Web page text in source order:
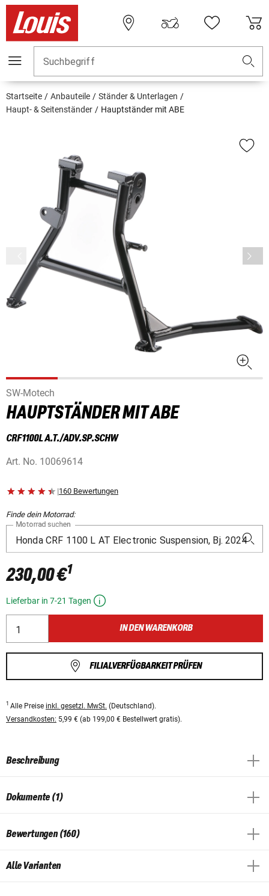
Suchbegriff
Startseite Anbauteile
Ständer & Unterlagen
Haupt- & Seitenständer
Hauptständer mit ABE
SW-Motech
HAUPTSTÄNDER MIT ABE
CRF1100L A.T./ADV.SP.SCHW
Art. No. 10069614
|160 Bewertungen
Finde dein Motorrad:
Motorrad suchen
230,00 €1
Lieferbar in 7-21 Tagen
IN DEN WARENKORB
FILIALVERFÜGBARKEIT PRÜFEN
1 Alle Preise inkl. gesetzl. MwSt. (Deutschland).
Versandkosten: 5,99 € (ab 199,00 € Bestellwert gratis).
Beschreibung
Dokumente (1)
Bewertungen (160)
Alle Varianten